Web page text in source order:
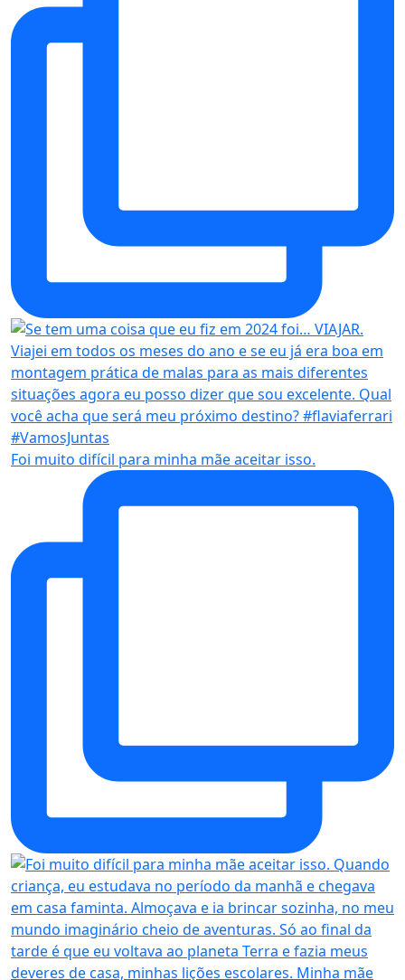
Foi muito difícil para minha mãe aceitar isso.